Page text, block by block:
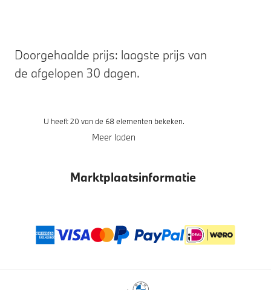
Doorgehaalde prijs: laagste prijs van
de afgelopen 30 dagen.
U heeft 20 van de 68 elementen bekeken.
Meer laden
Marktplaatsinformatie
Betaalmethoden